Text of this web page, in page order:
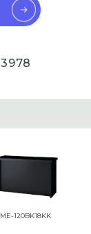
ME-120BK18KK